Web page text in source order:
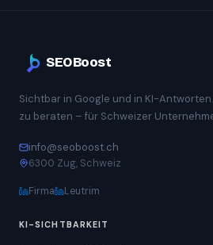
SEOBoost
Sichtbar in Google und in KI-
zu beraten – für Schweizer
info@seoboost.ch
6300 Zug, Schweiz
Firma Leutrim
KI-SICHTBARKEIT